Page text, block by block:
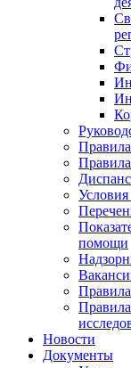
помощи
Новости
Документы